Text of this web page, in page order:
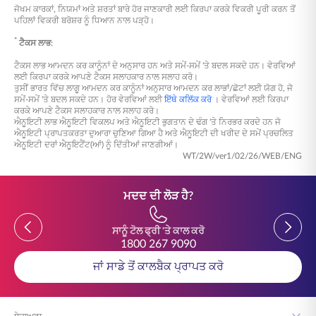
ਆਪਣੇ ਰਿਟਾਇਰਮੈਂਟ ਦ੍ਰਿਸ਼ਟੀਕੋਣ ਦੇ ਅਨੁਸਾਰ ਯੋਜਨਾ ਚੁਣਨ ਲਈ
ਮਾਰਗਦਰਸ਼ਨ ਲਈ ਸਾਡੇ ਮਾਹਰਾਂ ਜਾਂ ਆਪਣੇ ਨਿਵੇਸ਼ ਸਲਾਹਕਾਰ ਨਾਲ ਵੀ
ਜੋਖਮ ਕਾਰਕਾਂ, ਨਿਯਮਾਂ ਅਤੇ ਸ਼ਰਤਾਂ ਬਾਰੇ ਹੋਰ ਜਾਣਕਾਰੀ ਲਈ ਕਿਰਪਾ ਕਰਕੇ ਵਿਕਰੀ ਪੂਰੀ ਕਰਨ ਤੋਂ
ਪਹਿਲਾਂ ਵਿਕਰੀ ਬਰੋਸ਼ਰ ਨੂੰ ਧਿਆਨ ਨਾਲ ਪੜ੍ਹੋ।
* ਟੈਕਸ ਲਾਭ:
ਟੈਕਸ ਲਾਭ ਆਮਦਨ ਕਰ ਕਾਨੂੰਨਾਂ ਦੇ ਅਨੁਸਾਰ ਹਨ ਅਤੇ ਸਮੇਂ-ਸਮੇਂ 'ਤੇ ਬਦਲ ਸਕਦੇ ਹਨ। ਵੇਰਵਿਆਂ
ਲਈ ਕਿਰਪਾ ਕਰਕੇ ਆਪਣੇ ਟੈਕਸ ਸਲਾਹਕਾਰ ਨਾਲ ਸਲਾਹ ਕਰੋ।
ਤੁਸੀਂ ਭਾਰਤ ਵਿੱਚ ਲਾਗੂ ਆਮਦਨ ਕਰ ਕਾਨੂੰਨਾਂ ਅਨੁਸਾਰ ਆਮਦਨ ਕਰ ਲਾਭਾਂ/ਛੋਟਾਂ ਲਈ ਯੋਗ ਹੋ, ਜੋ
ਸਮੇਂ-ਸਮੇਂ 'ਤੇ ਬਦਲ ਸਕਦੇ ਹਨ। ਹੋਰ ਵੇਰਵਿਆਂ ਲਈਇੱਥੇ ਕਲਿੱਕ ਕਰੋ। ਵੇਰਵਿਆਂ ਲਈ ਕਿਰਪਾ
ਕਰਕੇ ਆਪਣੇ ਟੈਕਸ ਸਲਾਹਕਾਰ ਨਾਲ ਸਲਾਹ ਕਰੋ।
ਐਨੂਇਟੀ ਲਾਭ ਐਨੂਇਟੀ ਵਿਕਲਪ ਅਤੇ ਐਨੂਇਟੀ ਭੁਗਤਾਨ ਦੇ ਢੰਗ 'ਤੇ ਨਿਰਭਰ ਕਰਦੇ ਹਨ ਜੋ
ਐਨੂਇਟੀ ਪ੍ਰਾਪਤਕਰਤਾ ਦੁਆਰਾ ਚੁਣਿਆ ਗਿਆ ਹੈ ਅਤੇ ਐਨੂਇਟੀ ਦੀ ਖਰੀਦ ਦੇ ਸਮੇਂ ਪ੍ਰਚਲਿਤ
ਐਨੂਇਟੀ ਦਰਾਂ ਐਨੂਇਟੈਂਟ(ਆਂ) ਨੂੰ ਦਿੱਤੀਆਂ ਜਾਣਗੀਆਂ।
WT/2W/ver1/02/26/WEB/ENG
ਮਦਦ ਦੀ ਲੋੜ ਹੈ?
ਸਾਨੂੰ ਟੋਲ ਫ੍ਰੀ 'ਤੇ ਕਾਲ ਕਰੋ
1800 267 9090
ਜਾਂ ਸਾਡੇ ਤੋਂ ਕਾਲਬੈਕ ਪ੍ਰਾਪਤ ਕਰੋ